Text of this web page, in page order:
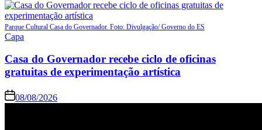
Parque Cultural Casa do Governador. Foto: Divulgação/ Governo do ES
Capa
Casa do Governador recebe ciclo de oficinas
gratuitas de experimentação artística
08/08/2026